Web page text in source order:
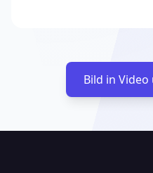
Bild in